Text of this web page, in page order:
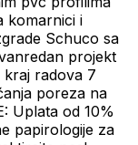
komarnici i
Schuco sa
projekt
kraj radova 7
poreza na
Uplata od 10%
papirologije za